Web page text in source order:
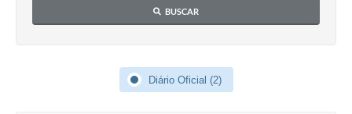
Contato
BUSCAR
Diário Oficial (2)